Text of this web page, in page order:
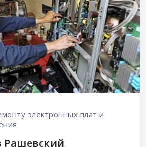
электронных плат и
Рашевский